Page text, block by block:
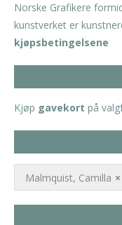
Norske Grafikere
kunstverket er
kjøpsbetingelsene
Kjøp gavekort på
×
Malmquist, Camilla